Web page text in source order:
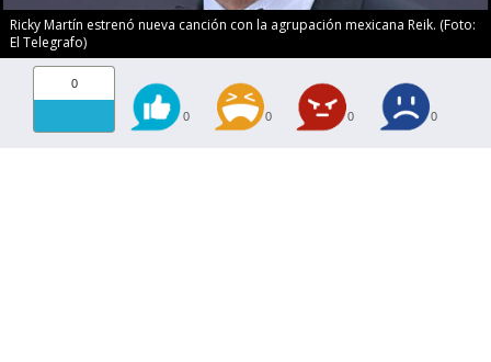
Ricky Martín estrenó nueva canción con la agrupación mexicana Reik. (Foto:
El Telegrafo)
0
0 0 0 0